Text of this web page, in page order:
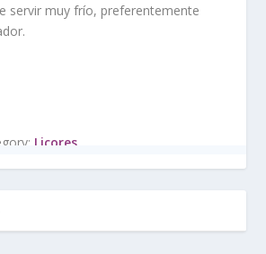
servir muy frío, preferentemente
Licores